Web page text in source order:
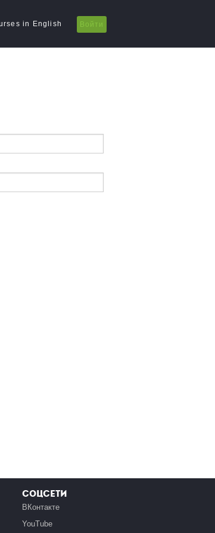
in English Войти
Соцсети
ВКонтакте
YouTube